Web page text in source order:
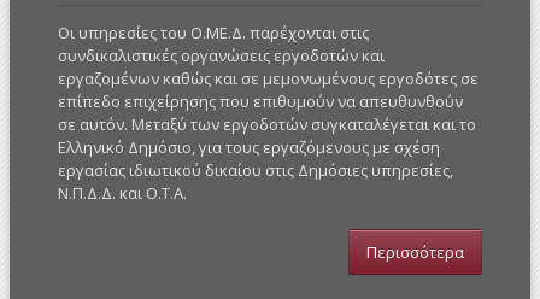
Οι υπηρεσίες του Ο.ΜΕ.Δ. παρέχονται στις
συνδικαλιστικές οργανώσεις εργοδοτών και
εργαζομένων καθώς και σε μεμονωμένους εργοδότες σε
επίπεδο επιχείρησης που επιθυμούν να απευθυνθούν
σε αυτόν. Μεταξύ των εργοδοτών συγκαταλέγεται και το
Ελληνικό Δημόσιο, για τους εργαζόμενους με σχέση
εργασίας ιδιωτικού δικαίου στις Δημόσιες υπηρεσίες,
Ν.Π.Δ.Δ. και Ο.Τ.Α.
Περισσότερα